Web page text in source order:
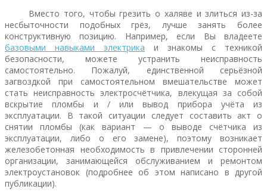
Вместо того, чтобы грезить о халяве и злиться из-за
несбыточности подобных грёз, лучше занять более
конструктивную позицию. Например, если Вы владеете
базовыми навыками электрика и знакомы с техникой
безопасности, можете устранить неисправность
самостоятельно. Пожалуй, единственной серьёзной
загвоздкой при самостоятельном вмешательстве может
стать неисправность электросчётчика, влекущая за собой
вскрытие пломбы и / или вывод прибора учёта из
эксплуатации. В такой ситуации следует составить акт о
снятии пломбы (как вариант — о выводе счётчика из
эксплуатации, либо о его замене), поэтому возникает
железобетонная необходимость в привлечении сторонней
организации, занимающейся обслуживанием и ремонтом
электроустановок (подробнее об этом написано в другой
публикации).